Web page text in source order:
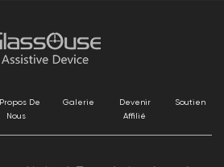
De
Nous
Galerie
Devenir
Affilié
Soutien